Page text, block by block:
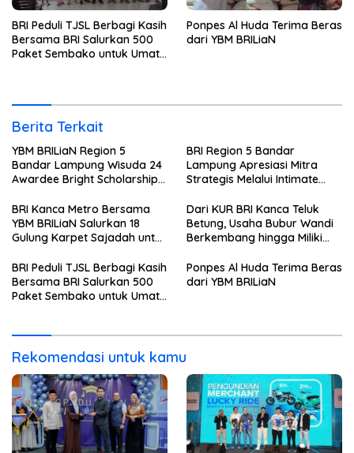
BRI Peduli TJSL Berbagi Kasih
Bersama BRI Salurkan 500
Paket Sembako untuk Umat
Ponpes Al Huda Terima Beras
dari YBM BRILiaN
Berita Terkait
YBM BRILiaN Region 5
Bandar Lampung Wisuda 24
Awardee Bright Scholarship
Profesional Berakhlak Mulia
BRI Region 5 Bandar
Lampung Apresiasi Mitra
Strategis Melalui Intimate
Pemenang Merchant Lucky
Ride
BRI Kanca Metro Bersama
YBM BRILiaN Salurkan 18
Gulung Karpet Sajadah untuk
Dari KUR BRI Kanca Teluk
Betung, Usaha Bubur Wandi
Berkembang hingga Miliki
BRI Peduli TJSL Berbagi Kasih
Bersama BRI Salurkan 500
Paket Sembako untuk Umat
Ponpes Al Huda Terima Beras
dari YBM BRILiaN
Rekomendasi untuk kamu